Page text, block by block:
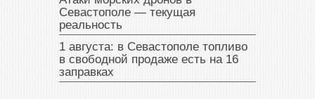
Севастополе — текущая
реальность
1 августа: в Севастополе топливо
в свободной продаже есть на 16
заправках